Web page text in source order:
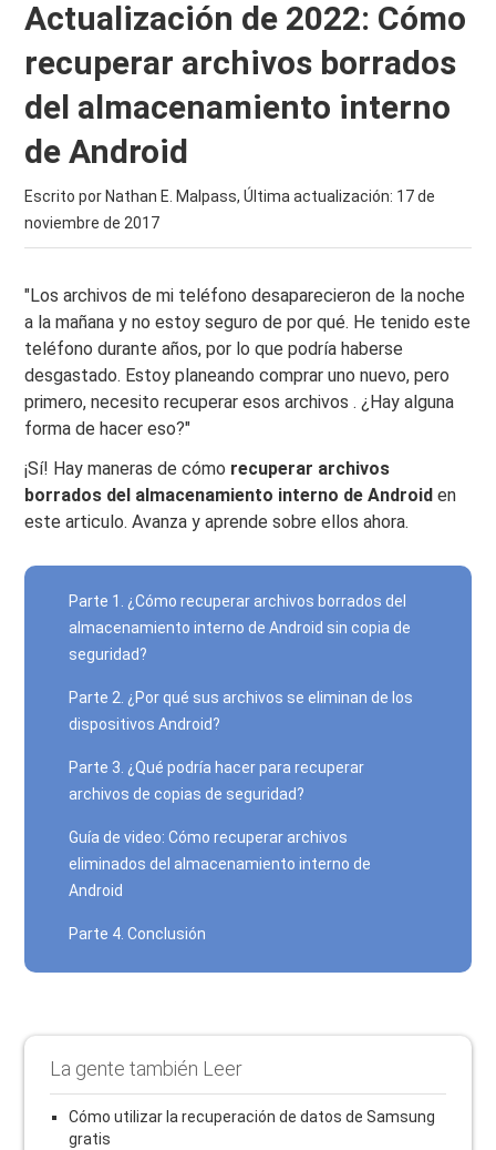
Actualización de 2022: Cómo
recuperar archivos borrados
del almacenamiento interno
de Android
Escrito por Nathan E. Malpass, Última actualización: 17 de
noviembre de 2017
"Los archivos de mi teléfono desaparecieron de la noche
a la mañana y no estoy seguro de por qué. He tenido este
teléfono durante años, por lo que podría haberse
desgastado. Estoy planeando comprar uno nuevo, pero
primero, necesito recuperar esos archivos . ¿Hay alguna
forma de hacer eso?"
¡Sí! Hay maneras de cómo recuperar archivos
borrados del almacenamiento interno de Android en
este articulo. Avanza y aprende sobre ellos ahora.
Parte 1. ¿Cómo recuperar archivos borrados del
almacenamiento interno de Android sin copia de
seguridad?
Parte 2. ¿Por qué sus archivos se eliminan de los
dispositivos Android?
Parte 3. ¿Qué podría hacer para recuperar
archivos de copias de seguridad?
Guía de video: Cómo recuperar archivos
eliminados del almacenamiento interno de
Android
Parte 4. Conclusión
La gente también Leer
Cómo utilizar la recuperación de datos de Samsung
gratis